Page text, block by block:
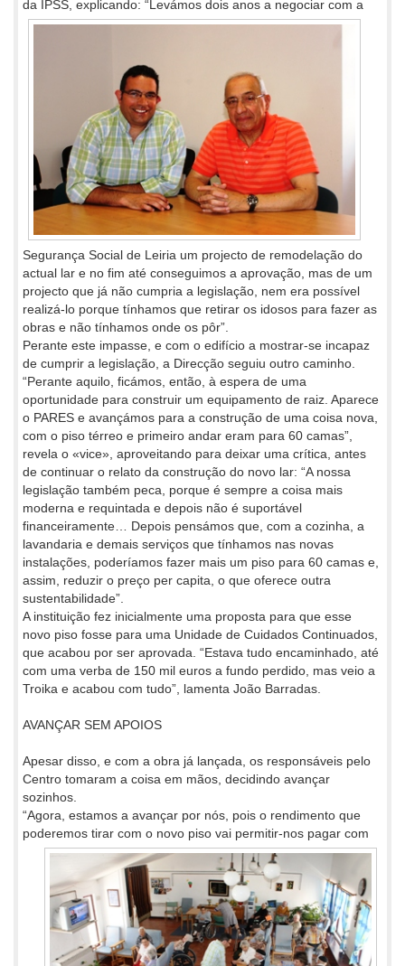
da IPSS, explicando: “Levámos dois anos a negociar com a
Segurança Social de Leiria um projecto de remodelação do
actual lar e no fim até conseguimos a aprovação, mas de um
projecto que já não cumpria a legislação, nem era possível
realizá-lo porque tínhamos que retirar os idosos para fazer as
obras e não tínhamos onde os pôr”.
Perante este impasse, e com o edifício a mostrar-se incapaz
de cumprir a legislação, a Direcção seguiu outro caminho.
“Perante aquilo, ficámos, então, à espera de uma
oportunidade para construir um equipamento de raiz. Aparece
o PARES e avançámos para a construção de uma coisa nova,
com o piso térreo e primeiro andar eram para 60 camas”,
revela o «vice», aproveitando para deixar uma crítica, antes
de continuar o relato da construção do novo lar: “A nossa
legislação também peca, porque é sempre a coisa mais
moderna e requintada e depois não é suportável
financeiramente… Depois pensámos que, com a cozinha, a
lavandaria e demais serviços que tínhamos nas novas
instalações, poderíamos fazer mais um piso para 60 camas e,
assim, reduzir o preço per capita, o que oferece outra
sustentabilidade”.
A instituição fez inicialmente uma proposta para que esse
novo piso fosse para uma Unidade de Cuidados Continuados,
que acabou por ser aprovada. “Estava tudo encaminhado, até
com uma verba de 150 mil euros a fundo perdido, mas veio a
Troika e acabou com tudo”, lamenta João Barradas.
AVANÇAR SEM APOIOS
Apesar disso, e com a obra já lançada, os responsáveis pelo
Centro tomaram a coisa em mãos, decidindo avançar
sozinhos.
“Agora, estamos a avançar por nós, pois o rendimento que
poderemos tirar com o novo piso vai permitir-nos pagar com